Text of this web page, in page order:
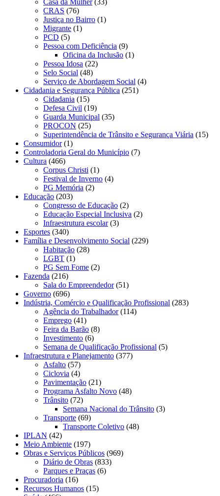
CRAS (76)
Justiça no Bairro (1)
Migrante (1)
PCD (5)
Pessoa com Deficiência (9)
Oficina da Inclusão (1)
Pessoa Idosa (22)
Selo Social (48)
Serviço de Abordagem Social (4)
Cidadania e Segurança Pública (251)
Cidadania (15)
Defesa Civil (19)
Guarda Municipal (35)
PROCON (25)
Superintendência de Trânsito e Segurança Viária (15)
Consumidor(1)
Controladoria Geral do Município (7)
Cultura (466)
Corpus Christi (1)
Festival de Inverno (4)
PG Memória (2)
Educação (203)
Congresso de Educação (2)
Educação Especial Inclusiva (2)
Infraestrutura escolar(3)
Esportes (340)
Família e Desenvolvimento Social (229)
Habitação (28)
LGBT (1)
PG Sem Fome (2)
Fazenda (216)
Sala do Empreendedor(51)
Governo (696)
Indústria, Comércio e Qualificação Profissional (283)
Agência do Trabalhador(114)
Emprego (41)
Feira da Barão (8)
Investimento (6)
Semana de Qualificação Profissional (5)
Infraestrutura e Planejamento (377)
Asfalto (57)
Ciclovia (4)
Pavimentação (21)
Programa Asfalto Novo (48)
Trânsito (72)
Semana Nacional do Trânsito (3)
Transporte (69)
Transporte Coletivo (48)
IPLAN (42)
Meio Ambiente (197)
Obras e Serviços Públicos (969)
Diário de Obras (833)
Parques e Praças (6)
Procuradoria (16)
Recursos Humanos (15)